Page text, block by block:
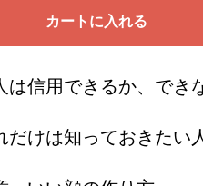
カートに入れる
は信用できるか、でき
けは知っておきたい